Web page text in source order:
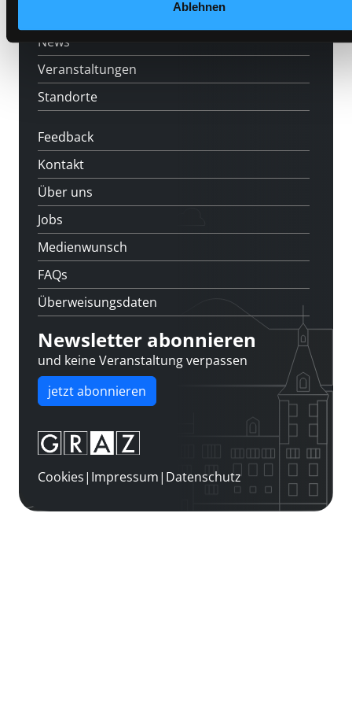
Ablehnen
News
Veranstaltungen
Standorte
Feedback
Kontakt
Über uns
Jobs
Medienwunsch
FAQs
Überweisungsdaten
Newsletter abonnieren
und keine Veranstaltung verpassen
jetzt abonnieren
Cookies| Impressum| Datenschutz